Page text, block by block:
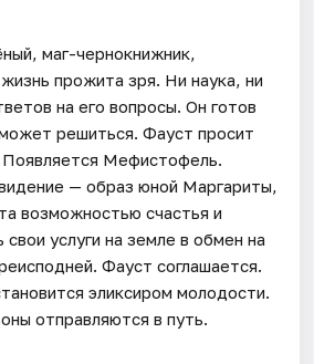
маг-чернокнижник,
прожита зря. Ни наука, ни
на его вопросы. Он готов
решиться. Фауст просит
Мефистофель.
— образ юной Маргариты,
возможностью счастья и
свои услуги на земле в обмен на
Фауст соглашается.
эликсиром молодости.
отправляются в путь.